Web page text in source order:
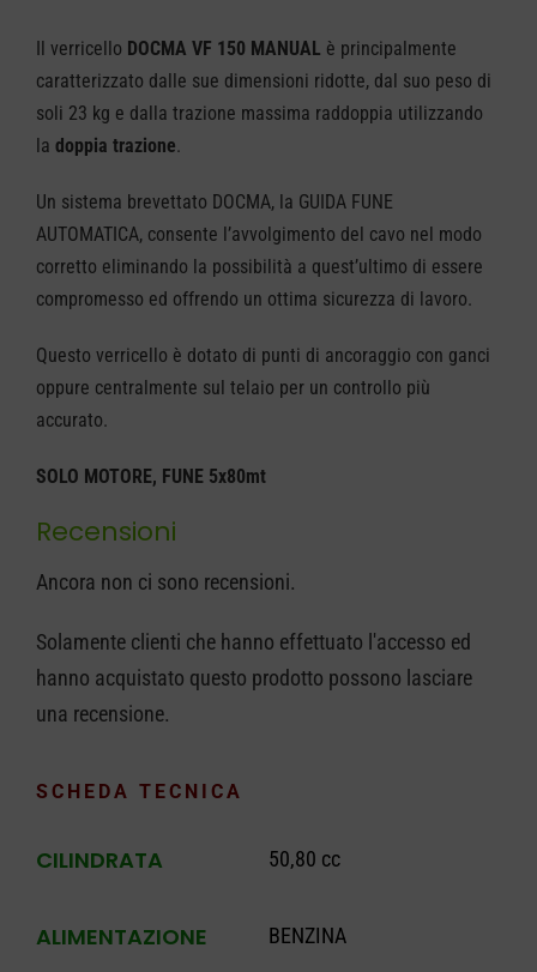
150
MANUAL
quantità
Il verricello DOCMA VF 150 MANUAL è principalmente
caratterizzato dalle sue dimensioni ridotte, dal suo peso di
soli 23 kg e dalla trazione massima raddoppia utilizzando
la doppia trazione.
Un sistema brevettato DOCMA, la GUIDA FUNE
AUTOMATICA, consente l’avvolgimento del cavo nel modo
corretto eliminando la possibilità a quest’ultimo di essere
compromesso ed offrendo un ottima sicurezza di lavoro.
Questo verricello è dotato di punti di ancoraggio con ganci
oppure centralmente sul telaio per un controllo più
accurato.
SOLO MOTORE, FUNE 5x80mt
Recensioni
Ancora non ci sono recensioni.
Solamente clienti che hanno effettuato l'accesso ed
hanno acquistato questo prodotto possono lasciare
una recensione.
SCHEDA TECNICA
CILINDRATA 50,80 cc
ALIMENTAZIONE BENZINA